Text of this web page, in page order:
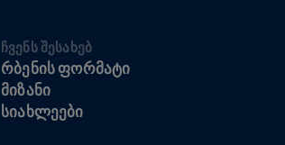
ᲩᲕᲔᲜᲡ ᲨᲔᲡᲐᲮᲔᲑ
ᲠᲑᲔᲜᲘᲡ ᲤᲝᲠᲛᲐᲢᲘ
ᲛᲘᲖᲐᲜᲘ
ᲡᲘᲐᲮᲚᲔᲔᲑᲘ